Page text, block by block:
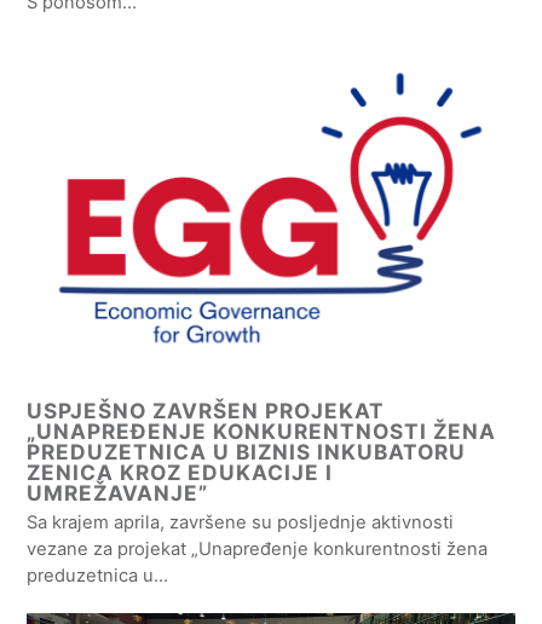
USPJEŠNO ZAVRŠEN PROJEKAT
„UNAPREĐENJE KONKURENTNOSTI ŽENA
PREDUZETNICA U BIZNIS INKUBATORU
ZENICA KROZ EDUKACIJE I
UMREŽAVANJE”
Sa krajem aprila, završene su posljednje aktivnosti
vezane za projekat „Unapređenje konkurentnosti žena
preduzetnica u…